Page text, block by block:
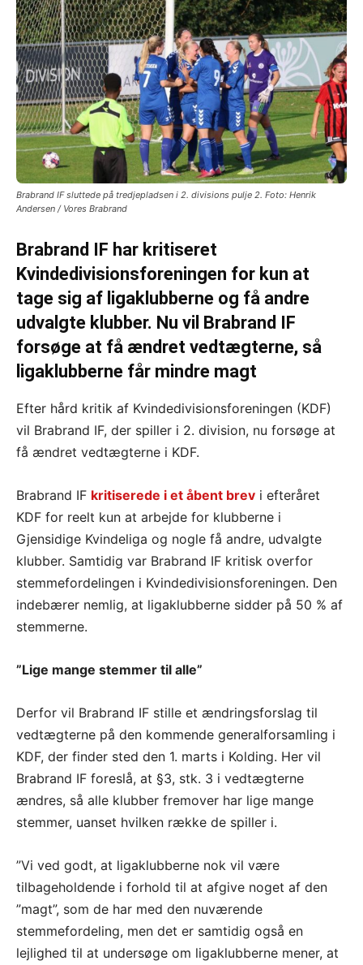
Brabrand IF sluttede på tredjepladsen i 2. divisions pulje 2. Foto: Henrik
Andersen / Vores Brabrand
Brabrand IF har kritiseret
Kvindedivisionsforeningen for kun at
tage sig af ligaklubberne og få andre
udvalgte klubber. Nu vil Brabrand IF
forsøge at få ændret vedtægterne, så
ligaklubberne får mindre magt
Efter hård kritik af Kvindedivisionsforeningen (KDF)
vil Brabrand IF, der spiller i 2. division, nu forsøge at
få ændret vedtægterne i KDF.
Brabrand IF kritiserede i et åbent brev i efteråret
KDF for reelt kun at arbejde for klubberne i
Gjensidige Kvindeliga og nogle få andre, udvalgte
klubber. Samtidig var Brabrand IF kritisk overfor
stemmefordelingen i Kvindedivisionsforeningen. Den
indebærer nemlig, at ligaklubberne sidder på 50 % af
stemmerne.
”Lige mange stemmer til alle”
Derfor vil Brabrand IF stille et ændringsforslag til
vedtægterne på den kommende generalforsamling i
KDF, der finder sted den 1. marts i Kolding. Her vil
Brabrand IF foreslå, at §3, stk. 3 i vedtægterne
ændres, så alle klubber fremover har lige mange
stemmer, uanset hvilken række de spiller i.
”Vi ved godt, at ligaklubberne nok vil være
tilbageholdende i forhold til at afgive noget af den
”magt”, som de har med den nuværende
stemmefordeling, men det er samtidig også en
lejlighed til at undersøge om ligaklubberne mener, at